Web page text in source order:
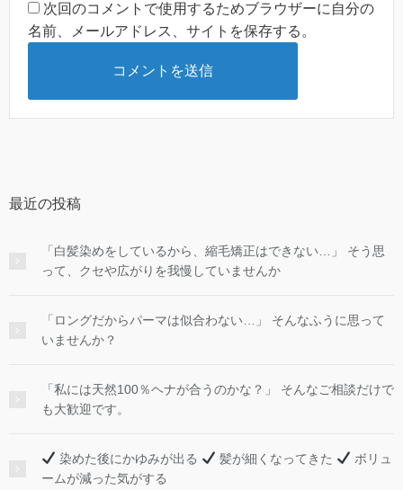
次回のコメントで使用するためブラウザーに自分の
名前、メールアドレス、サイトを保存する。
最近の投稿
「白髪染めをしているから、縮毛矯正はできない…」 そう思
って、クセや広がりを我慢していませんか
「ロングだからパーマは似合わない…」 そんなふうに思って
いませんか？
「私には天然100％ヘナが合うのかな？」 そんなご相談だけで
も大歓迎です。
染めた後にかゆみが出る 髪が細くなってきた
ボリュ
ームが減った気がする